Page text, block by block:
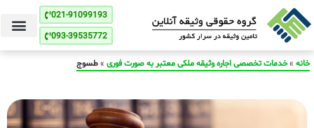
021-91099193
093-39535772
خانه »خدمات تخصصی اجاره وثیقه ملکی معتبر به صورت فوری »طسوج